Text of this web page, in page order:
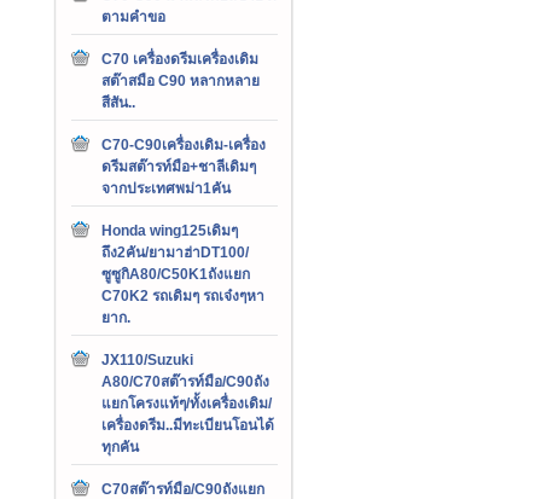
ตามคำขอ
C70 เครื่องดรีมเครื่องเดิม
สต๊าสมือ C90 หลากหลาย
สีสัน..
C70-C90เครื่องเดิม-เครื่อง
ดรีมสต๊ารท์มือ+ชาลีเดิมๆ
จากประเทศพม่า1คัน
Honda wing125เดิมๆ
ถึง2คัน/ยามาฮ่าDT100/
ซูซูกิA80/C50K1ถังแยก
C70K2 รถเดิมๆ รถเจ๋งๆหา
ยาก.
JX110/Suzuki
A80/C70สต๊ารท์มือ/C90ถัง
แยกโครงแท้ๆ/ทั้งเครื่องเดิม/
เครื่องดรีม..มีทะเบียนโอนได้
ทุกคัน
C70สต๊ารท์มือ/C90ถังแยก